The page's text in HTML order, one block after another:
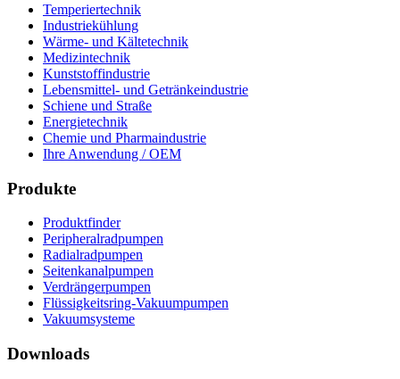
Temperiertechnik
Industriekühlung
Wärme- und Kältetechnik
Medizintechnik
Kunststoffindustrie
Lebensmittel- und Getränkeindustrie
Schiene und Straße
Energietechnik
Chemie und Pharmaindustrie
Ihre Anwendung / OEM
Produkte
Produktfinder
Peripheralradpumpen
Radialradpumpen
Seitenkanalpumpen
Verdrängerpumpen
Flüssigkeitsring-Vakuumpumpen
Vakuumsysteme
Downloads